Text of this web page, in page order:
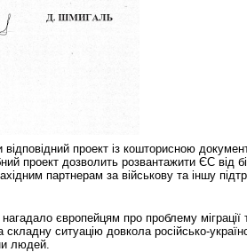
проект із кошторисною
проект дозволить розвантажити ЄС від
партнерам за військову та іншу
європейцям про проблему міграції
ситуацію довкола російсько-
людей.